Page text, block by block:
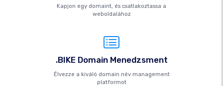
Kapjon egy domaint, és csatlakoztassa a
weboldalához
.BIKE Domain Menedzsment
Élvezze a kiváló domain név management
platformot